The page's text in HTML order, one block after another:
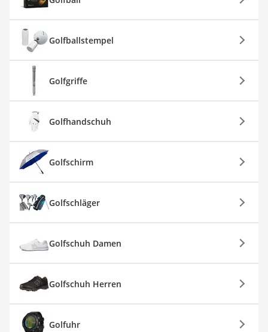
Golfballstempel
Golfgriffe
Golfhandschuh
Golfschirm
Golfschläger
Golfschuh Damen
Golfschuh Herren
Golfuhr